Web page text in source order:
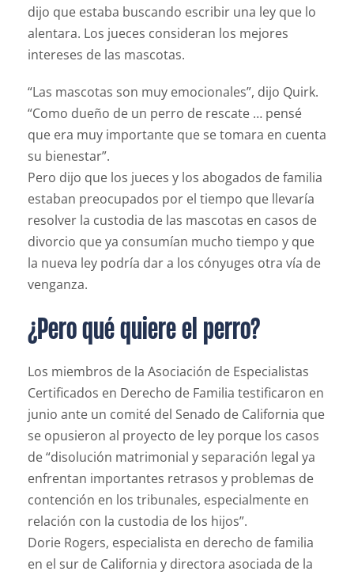
dijo que estaba buscando escribir una ley que lo
alentara. Los jueces consideran los mejores
intereses de las mascotas.
“Las mascotas son muy emocionales”, dijo Quirk.
“Como dueño de un perro de rescate … pensé
que era muy importante que se tomara en cuenta
su bienestar”.
Pero dijo que los jueces y los abogados de familia
estaban preocupados por el tiempo que llevaría
resolver la custodia de las mascotas en casos de
divorcio que ya consumían mucho tiempo y que
la nueva ley podría dar a los cónyuges otra vía de
venganza.
¿Pero qué quiere el perro?
Los miembros de la Asociación de Especialistas
Certificados en Derecho de Familia testificaron en
junio ante un comité del Senado de California que
se opusieron al proyecto de ley porque los casos
de “disolución matrimonial y separación legal ya
enfrentan importantes retrasos y problemas de
contención en los tribunales, especialmente en
relación con la custodia de los hijos”.
Dorie Rogers, especialista en derecho de familia
en el sur de California y directora asociada de la